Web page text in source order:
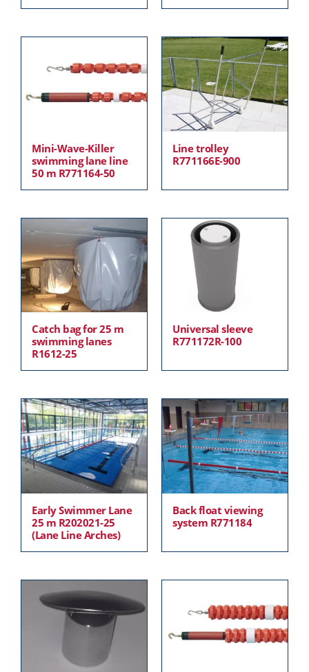
Mini-Wave-Killer
swimming lane line
50 m R771164-50
Line trolley
R771166E-900
Catch bag for 25 m
swimming lanes
R1612-25
Universal sleeve
R771172R-100
Early Swimmer Lane
25 m R202021-25
(Lane Line Arches)
Back float viewing
system R771184